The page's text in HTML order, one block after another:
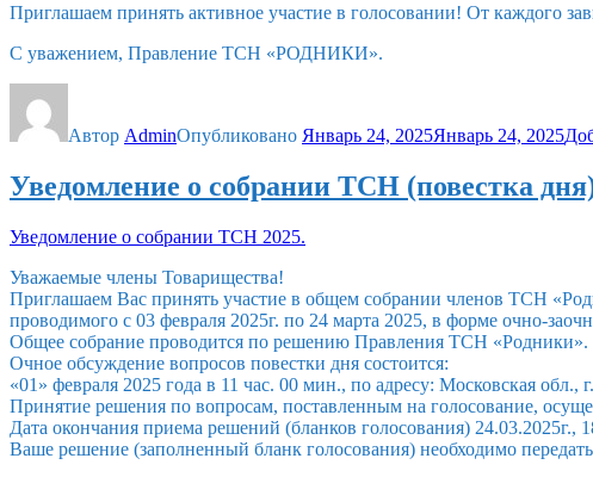
Приглашаем принять активное участие в голосовании! От каждого
С уважением, Правление ТСН «РОДНИКИ».
Автор AdminОпубликовано Январь 24, 2025Январь 24, 2025
Уведомление о собрании ТСН (повестка
Уведомление о собрании ТСН 2025.
Уважаемые члены Товарищества!
Приглашаем Вас принять участие в общем собрании членов ТСН
проводимого с 03 февраля 2025г. по 24 марта 2025, в форме очно-
Общее собрание проводится по решению Правления ТСН «Родники».
Очное обсуждение вопросов повестки дня состоится:
«01» февраля 2025 года в 11 час. 00 мин., по адресу: Московская
Принятие решения по вопросам, поставленным на голосование,
Дата окончания приема решений (бланков голосования) 24.03.2025г.,
Ваше решение (заполненный бланк голосования) необходимо